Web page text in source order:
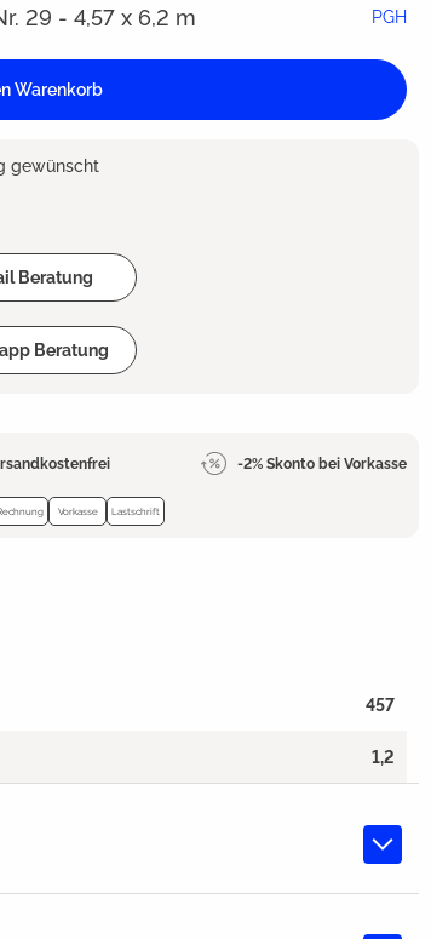
29 - 4,57 x 6,2 m PGH
Warenkorb
gewünscht
Beratung
Beratung
-2% Skonto bei Vorkasse
Vorkasse Lastschrift
457
1,2